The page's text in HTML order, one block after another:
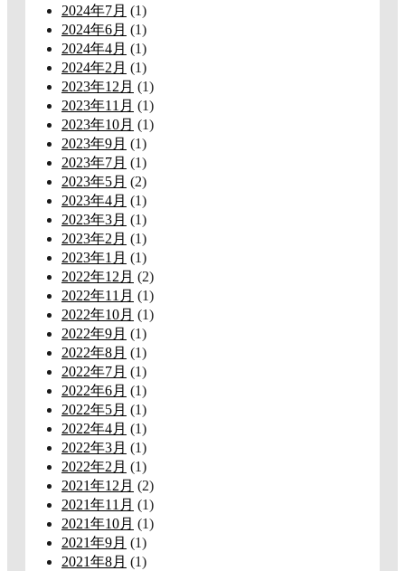
2024年7月 (1)
2024年6月 (1)
2024年4月 (1)
2024年2月 (1)
2023年12月 (1)
2023年11月 (1)
2023年10月 (1)
2023年9月 (1)
2023年7月 (1)
2023年5月 (2)
2023年4月 (1)
2023年3月 (1)
2023年2月 (1)
2023年1月 (1)
2022年12月 (2)
2022年11月 (1)
2022年10月 (1)
2022年9月 (1)
2022年8月 (1)
2022年7月 (1)
2022年6月 (1)
2022年5月 (1)
2022年4月 (1)
2022年3月 (1)
2022年2月 (1)
2021年12月 (2)
2021年11月 (1)
2021年10月 (1)
2021年9月 (1)
2021年8月 (1)